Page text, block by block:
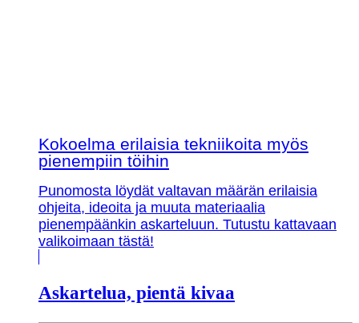
Kokoelma erilaisia tekniikoita myös
pienempiin töihin
Punomosta löydät valtavan määrän erilaisia
ohjeita, ideoita ja muuta materiaalia
pienempäänkin askarteluun. Tutustu kattavaan
valikoimaan tästä!
Askartelua, pientä kivaa